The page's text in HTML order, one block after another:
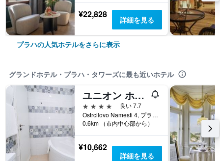
¥22,828 詳細を見る
プラハの人気ホテルをさらに表示
グランドホテル・プラハ・タワーズに最も近いホテル
ユニオン ホテル プラハ
4つ星
良い 7.7
Ostrcilovo Namesti 4, プラハ, プラハ（行政区）, チェコ
0.6km （市内中心部から）
¥10,662
詳細を見る